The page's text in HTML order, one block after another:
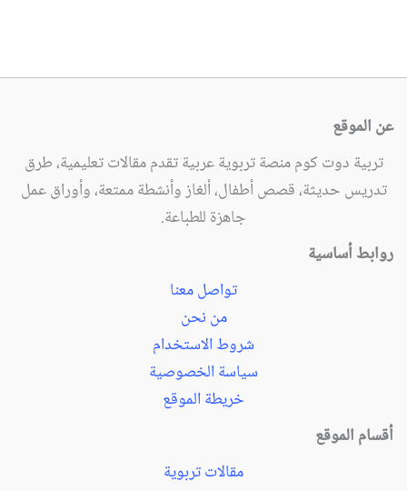
عن الموقع
تربية دوت كوم منصة تربوية عربية تقدم مقالات تعليمية، طرق
تدريس حديثة، قصص أطفال، ألغاز وأنشطة ممتعة، وأوراق عمل
جاهزة للطباعة.
روابط أساسية
تواصل معنا
من نحن
شروط الاستخدام
سياسة الخصوصية
خريطة الموقع
أقسام الموقع
مقالات تربوية